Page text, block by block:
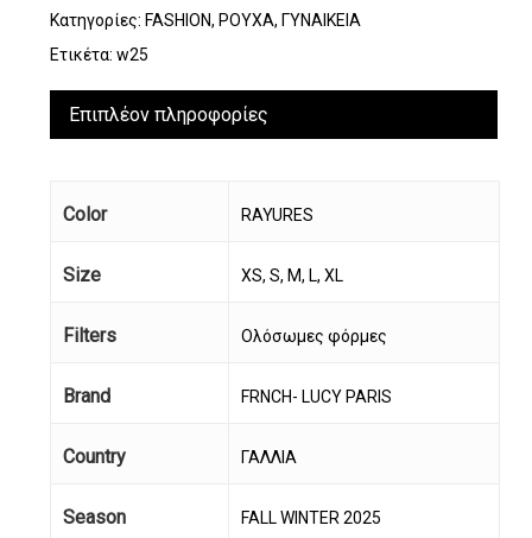
Κατηγορίες: FASHION, ΡΟΥΧΑ, ΓΥΝΑΙΚΕΙΑ
Ετικέτα: w25
Επιπλέον πληροφορίες
Color RAYURES
Size XS, S, M, L, XL
Filters Ολόσωμες φόρμες
Brand FRNCH- LUCY PARIS
Country ΓΑΛΛΙΑ
Season FALL WINTER 2025